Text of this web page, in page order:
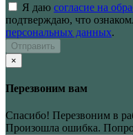
Я даю согласие на
подтверждаю, что
персональных данных.
Отправить
×
Перезвоним вам
Спасибо! Перезвоним в
Произошла ошибка.